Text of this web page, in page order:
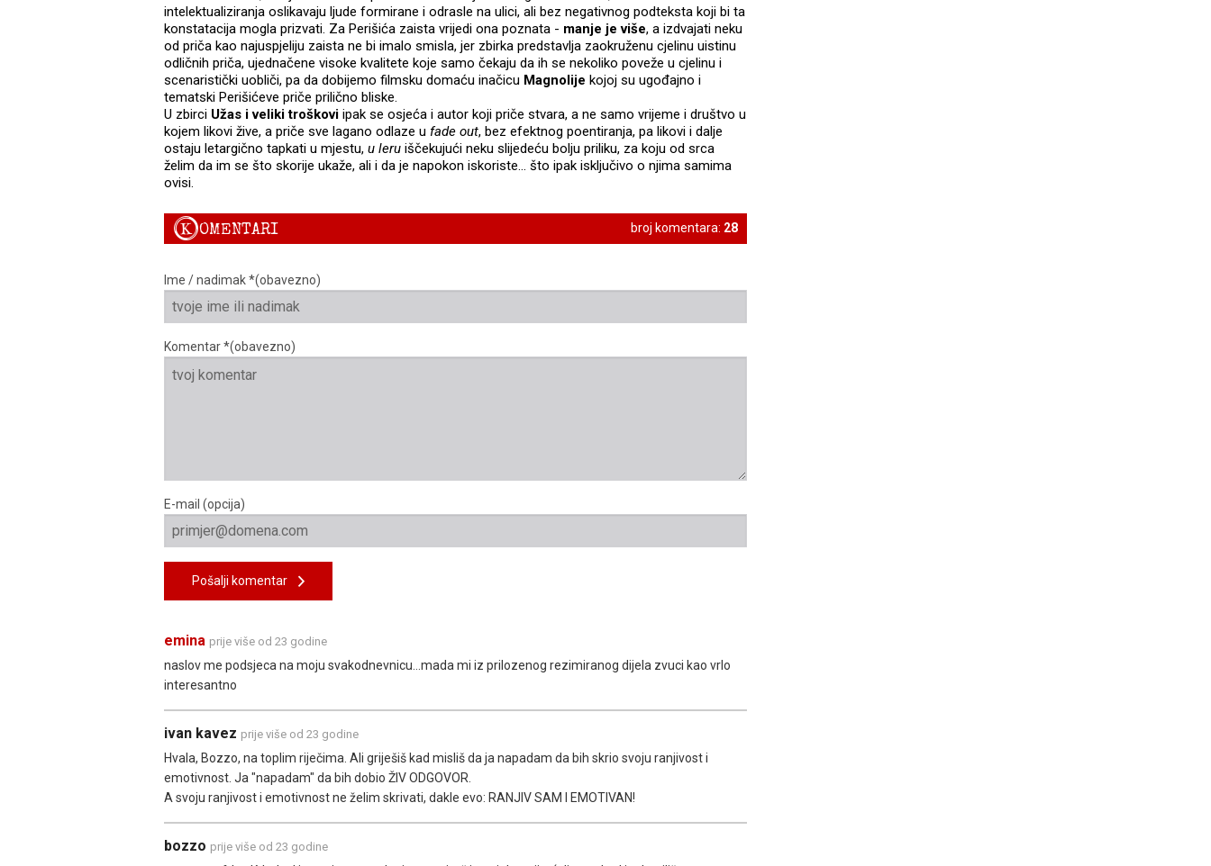
intelektualiziranja oslikavaju ljude formirane i odrasle na ulici, ali bez negativnog podteksta koji bi ta
konstatacija mogla prizvati. Za Perišića zaista vrijedi ona poznata - manje je više, a izdvajati neku
od priča kao najuspjeliju zaista ne bi imalo smisla, jer zbirka predstavlja zaokruženu cjelinu uistinu
odličnih priča, ujednačene visoke kvalitete koje samo čekaju da ih se nekoliko poveže u cjelinu i
scenaristički uobliči, pa da dobijemo filmsku domaću inačicu Magnolije kojoj su ugođajno i
tematski Perišićeve priče prilično bliske.
U zbirci Užas i veliki troškovi ipak se osjeća i autor koji priče stvara, a ne samo vrijeme i društvo u
kojem likovi žive, a priče sve lagano odlaze u fade out, bez efektnog poentiranja, pa likovi i dalje
ostaju letargično tapkati u mjestu, u leru iščekujući neku slijedeću bolju priliku, za koju od srca
želim da im se što skorije ukaže, ali i da je napokon iskoriste... što ipak isključivo o njima samima
ovisi.
broj komentara: 28
KOMENTARI
Ime / nadimak *(obavezno)
Komentar *(obavezno)
E-mail (opcija)
Pošalji komentar
emina prije više od 23 godine
naslov me podsjeca na moju svakodnevnicu...mada mi iz prilozenog rezimiranog dijela zvuci kao vrlo
interesantno
ivan kavez prije više od 23 godine
Hvala, Bozzo, na toplim riječima. Ali griješiš kad misliš da ja napadam da bih skrio svoju ranjivost i
emotivnost. Ja "napadam" da bih dobio ŽIV ODGOVOR.
A svoju ranjivost i emotivnost ne želim skrivati, dakle evo: RANJIV SAM I EMOTIVAN!
bozzo prije više od 23 godine